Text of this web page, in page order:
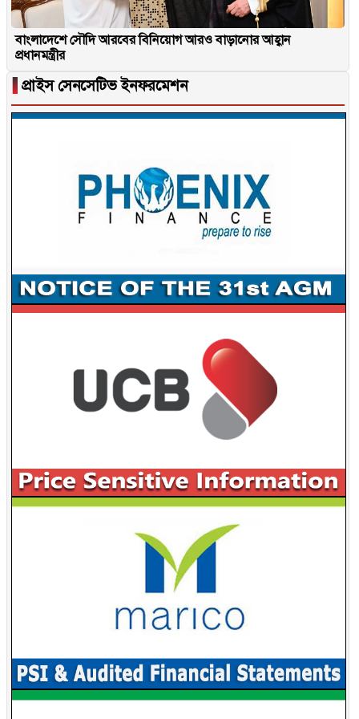
বাংলাদেশে সৌদি আরবের বিনিয়োগ আরও বাড়ানোর আহ্বান
প্রধানমন্ত্রীর
▐ প্রাইস সেনসেটিভ ইনফরমেশন